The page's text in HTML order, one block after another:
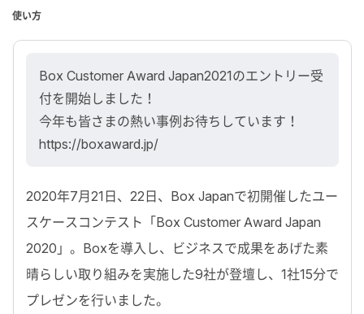
使い方
Box Customer Award Japan2021のエントリー受
付を開始しました！
今年も皆さまの熱い事例お待ちしています！
https://boxaward.jp/
2020年7月21日、22日、Box Japanで初開催したユー
スケースコンテスト「Box Customer Award Japan
2020」。Boxを導入し、ビジネスで成果をあげた素
晴らしい取り組みを実施した9社が登壇し、1社15分で
プレゼンを行いました。